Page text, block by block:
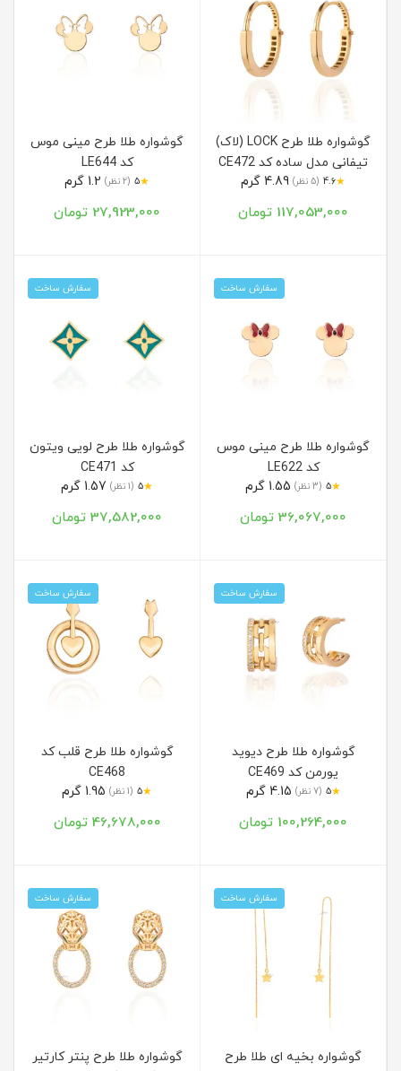
گوشواره طلا طرح LOCK (لاک)
تیفانی مدل ساده کد CE472
★
4.6 (5 نظر)
117,053,000 تومان
گوشواره طلا طرح مینی موس
کد LE644
★
5 (2 نظر)
27,923,000 تومان
سفارش ساخت
گوشواره طلا طرح مینی موس
کد LE622
★
5 (3 نظر)
36,067,000 تومان
سفارش ساخت
گوشواره طلا طرح لویی ویتون
کد CE471
★
5 (1 نظر)
37,582,000 تومان
سفارش ساخت
گوشواره طلا طرح دیوید
یورمن کد CE469
★
5 (7 نظر)
100,264,000 تومان
سفارش ساخت
گوشواره طلا طرح قلب کد
CE468
★
5 (1 نظر)
46,678,000 تومان
سفارش ساخت
گوشواره بخیه ای طلا طرح
سفارش ساخت
گوشواره طلا طرح پنتر کارتیر